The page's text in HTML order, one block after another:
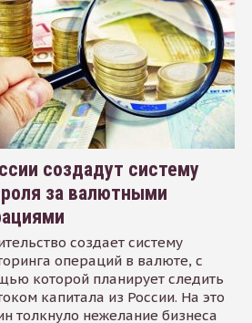
создадут систему
за валютными
создает систему
операций в валюте, с
которой планирует следить
капитала из России. На это
толкнуло нежелание бизнеса